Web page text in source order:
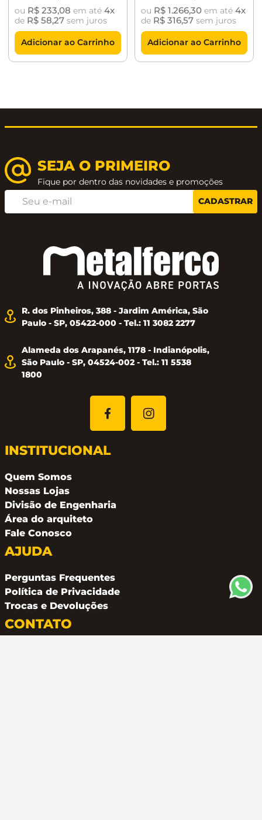
ou R$ 233,08 em até 4
de R$ 58,27sem juros
Adicionar ao Carrinho
ou R$ 1.266,30em até 4
de R$ 316,57sem juros
Adicionar ao Carrinho
SEJA O PRIMEIRO
Fique por dentro das novidades e promoções
CADASTRAR
R. dos Pinheiros, 388 - Jardim América, São
Paulo - SP, 05422-000 - Tel.: 11 3082 2277
Alameda dos Arapanés, 1178 - Indianópolis,
São Paulo - SP, 04524-002 - Tel.: 11 5538
1800
INSTITUCIONAL
Quem Somos
Nossas Lojas
Divisão de Engenharia
Área do arquiteto
Fale Conosco
AJUDA
Perguntas Frequentes
Política de Privacidade
Trocas e Devoluções
CONTATO